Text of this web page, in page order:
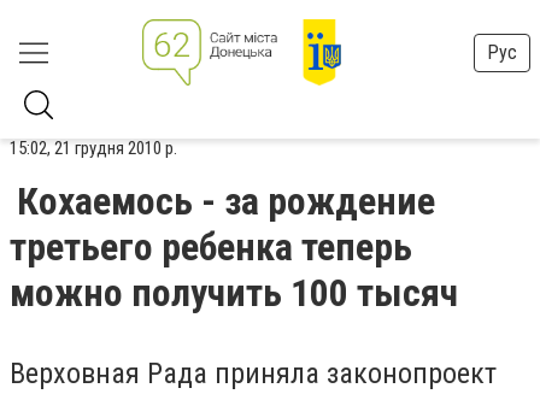
Рус
15:02, 21 грудня 2010 р.
Кохаемось - за рождение
третьего ребенка теперь
можно получить 100 тысяч ​
Верховная Рада приняла законопроект